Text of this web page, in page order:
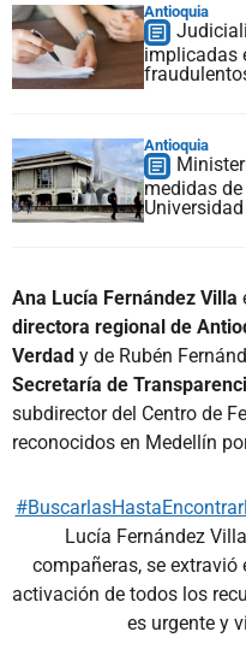
Antioquia
implicadas
Antioquia
medidas
Ana Lucía Fernández Villa
directora regional de
Verdad y de Rubén
Secretaría de
subdirector del Centro de
reconocidos en Medellín
Lucía Fernández
compañeras, se extravió
activación de todos los
es urgente y